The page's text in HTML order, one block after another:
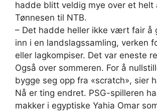
hadde blitt veldig mye over et helt
Tønnesen til NTB.
– Det hadde heller ikke vært fair å
inn i en landslagssamling, verken
eller lagkompiser. Det var eneste
Også over sommeren. For å
bygge seg opp fra «scratch», sier
Nå er ting endret. PSG-spilleren
makker i egyptiske Yahia Omar